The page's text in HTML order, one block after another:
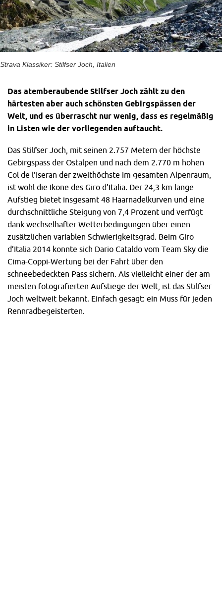
Strava Klassiker: Stilfser Joch, Italien
Das atemberaubende Stilfser Joch zählt zu den
härtesten aber auch schönsten Gebirgspässen der
Welt, und es überrascht nur wenig, dass es regelmäßig
in Listen wie der vorliegenden auftaucht.
Das Stilfser Joch, mit seinen 2.757 Metern der höchste
Gebirgspass der Ostalpen und nach dem 2.770 m hohen
Col de l’Iseran der zweithöchste im gesamten Alpenraum,
ist wohl die Ikone des Giro d’Italia. Der 24,3 km lange
Aufstieg bietet insgesamt 48 Haarnadelkurven und eine
durchschnittliche Steigung von 7,4 Prozent und verfügt
dank wechselhafter Wetterbedingungen über einen
zusätzlichen variablen Schwierigkeitsgrad. Beim Giro
d’Italia 2014 konnte sich Dario Cataldo vom Team Sky die
Cima-Coppi-Wertung bei der Fahrt über den
schneebedeckten Pass sichern. Als vielleicht einer der am
meisten fotografierten Aufstiege der Welt, ist das Stilfser
Joch weltweit bekannt. Einfach gesagt: ein Muss für jeden
Rennradbegeisterten.